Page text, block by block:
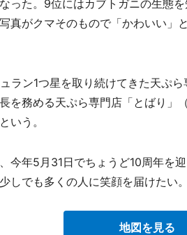
った。9位にはカブトガニの生態
真がクマそのもので「かわいい」
ラン1つ星を取り続けてきた天ぷ
を務める天ぷら専門店「とばり」
いう。
今年5月31日でちょうど10周年を
しでも多くの人に笑顔を届けたい。
地図を見る